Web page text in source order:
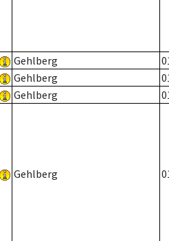
Gehlberg
Gehlberg
Gehlberg
Gehlberg